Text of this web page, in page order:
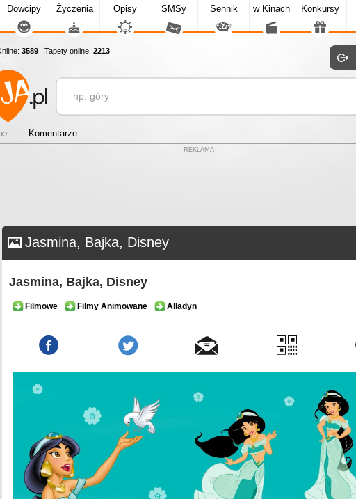
Dowcipy Życzenia Opisy SMSy Sennik w Kinach Konkursy
3589 Tapety online: 2213
Komentarze
REKLAMA
Jasmina, Bajka, Disney
Jasmina, Bajka, Disney
Filmowe Filmy Animowane Alladyn